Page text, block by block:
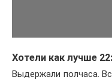
Хотели как лучше
Выдержали полчаса.